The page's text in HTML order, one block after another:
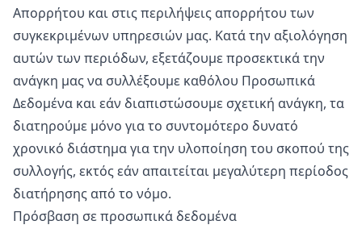
Απορρήτου και στις περιλήψεις απορρήτου των
συγκεκριμένων υπηρεσιών μας. Κατά την αξιολόγηση
αυτών των περιόδων, εξετάζουμε προσεκτικά την
ανάγκη μας να συλλέξουμε καθόλου Προσωπικά
Δεδομένα και εάν διαπιστώσουμε σχετική ανάγκη, τα
διατηρούμε μόνο για το συντομότερο δυνατό
χρονικό διάστημα για την υλοποίηση του σκοπού της
συλλογής, εκτός εάν απαιτείται μεγαλύτερη περίοδος
διατήρησης από το νόμο.
Πρόσβαση σε προσωπικά δεδομένα